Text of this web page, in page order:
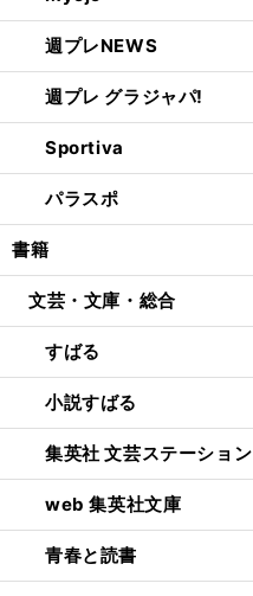
週プレNEWS
週プレ グラジャパ!
Sportiva
パラスポ
書籍
文芸・文庫・総合
すばる
小説すばる
集英社 文芸ステーション
web 集英社文庫
青春と読書